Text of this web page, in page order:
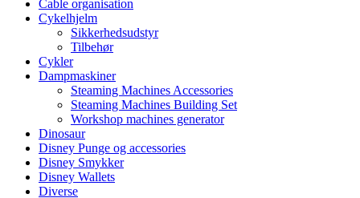
Cable organisation
Cykelhjelm
Sikkerhedsudstyr
Tilbehør
Cykler
Dampmaskiner
Steaming Machines Accessories
Steaming Machines Building Set
Workshop machines generator
Dinosaur
Disney Punge og accessories
Disney Smykker
Disney Wallets
Diverse